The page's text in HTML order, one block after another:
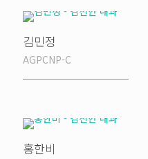
김민정
AGPCNP-C
홍한비